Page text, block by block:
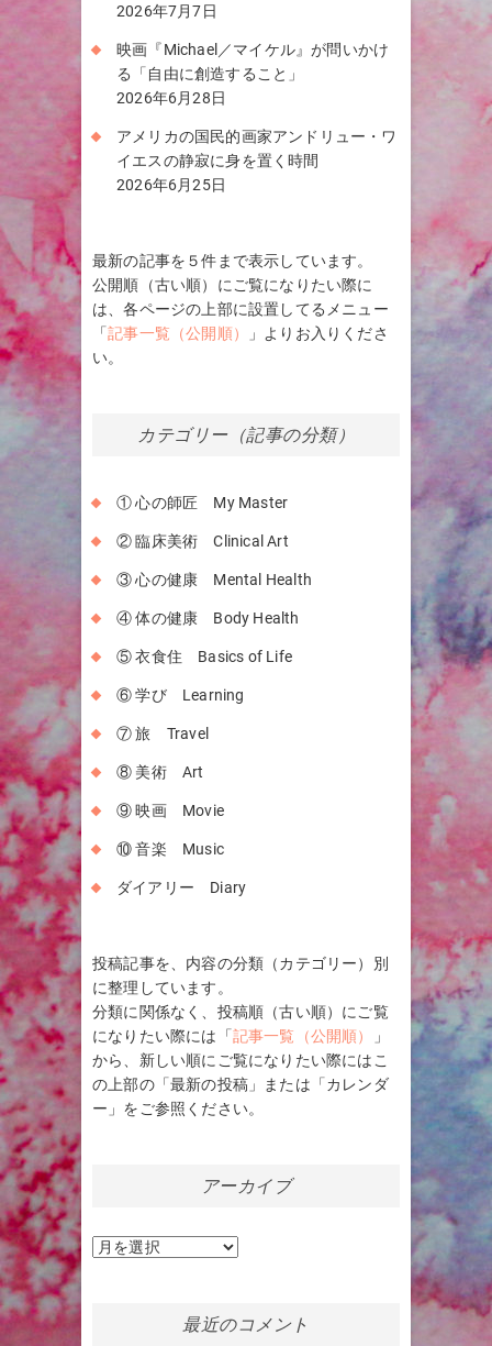
2026年7月7日
映画『Michael／マイケル』が問いかけ
る「自由に創造すること」
2026年6月28日
アメリカの国民的画家アンドリュー・ワ
イエスの静寂に身を置く時間
2026年6月25日
最新の記事を５件まで表示しています。
公開順（古い順）にご覧になりたい際に
は、各ページの上部に設置してるメニュー
「記事一覧（公開順）
」よりお入りくださ
い。
カテゴリー（記事の分類）
① 心の師匠 My Master
② 臨床美術 Clinical Art
③ 心の健康 Mental Health
④ 体の健康 Body Health
⑤ 衣食住 Basics of Life
⑥ 学び Learning
⑦ 旅 Travel
⑧ 美術 Art
⑨ 映画 Movie
⑩ 音楽 Music
ダイアリー Diary
投稿記事を、内容の分類（カテゴリー）別
に整理しています。
分類に関係なく、投稿順（古い順）にご覧
になりたい際には「記事一覧（公開順）
」
から、新しい順にご覧になりたい際にはこ
の上部の「最新の投稿」または「カレンダ
ー」をご参照ください。
アーカイブ
ア
最近のコメント